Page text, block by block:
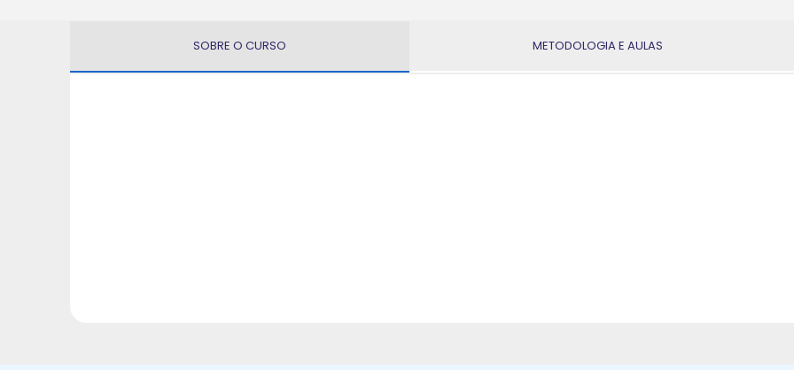
SOBRE O CURSO METODOLOGIA E AULAS